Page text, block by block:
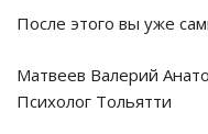
После этого вы уже
Матвеев Валерий
Психолог Тольятти